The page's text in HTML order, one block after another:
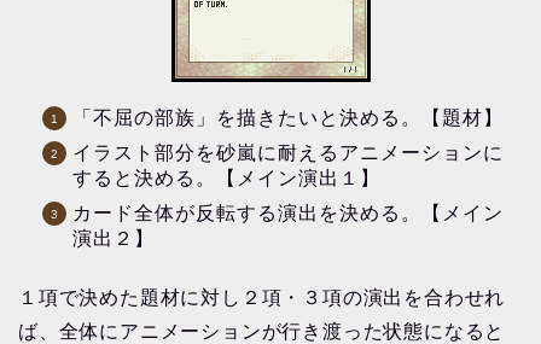
「不屈の部族」を描きたいと決める。【題材】
イラスト部分を砂嵐に耐えるアニメーションに
すると決める。【メイン演出１】
カード全体が反転する演出を決める。【メイン
演出２】
１項で決めた題材に対し２項・３項の演出を合わせれ
ば、全体にアニメーションが行き渡った状態になると